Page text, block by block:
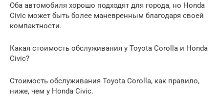
Оба автомобиля хорошо подходят для города, но Honda
Civic может быть более маневренным благодаря своей
компактности.
Какая стоимость обслуживания у Toyota Corolla и Honda
Civic?
Стоимость обслуживания Toyota Corolla, как правило,
ниже, чем у Honda Civic.